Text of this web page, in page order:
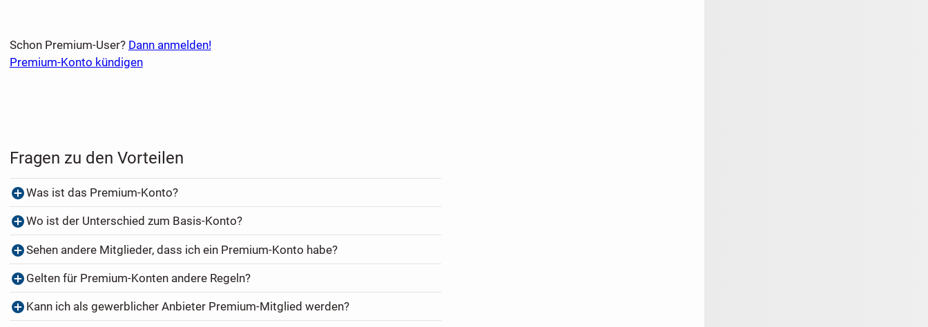
Schon Premium-User? Dann anmelden!
Premium-Konto kündigen
Fragen zu den Vorteilen
Was ist das Premium-Konto?
Wo ist der Unterschied zum Basis-Konto?
Sehen andere Mitglieder, dass ich ein Premium-Konto habe?
Gelten für Premium-Konten andere Regeln?
Kann ich als gewerblicher Anbieter Premium-Mitglied werden?